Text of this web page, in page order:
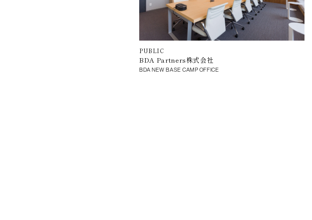
PUBLIC
BDA Partners株式会社
BDA NEW BASE CAMP OFFICE